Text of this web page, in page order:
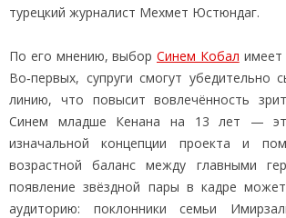
турецкий журналист Мехмет Юстюндаг.
По его мнению, выбор Синем Кобал имеет
Во‑первых, супруги смогут убедительно
линию, что повысит вовлечённость
Синем младше Кенана на 13 лет —
изначальной концепции проекта и
возрастной баланс между главными
появление звёздной пары в кадре
аудиторию: поклонники семьи